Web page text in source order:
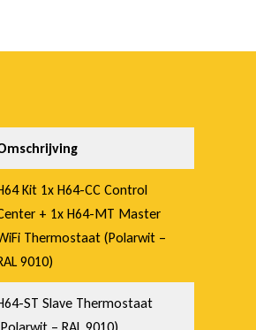
Kit 1x H64-CC Control
+ 1x H64-MT Master
Thermostaat (Polarwit –
9010)
ST Slave Thermostaat
– RAL 9010)